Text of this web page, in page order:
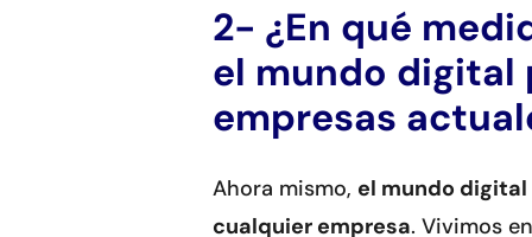
2- ¿En qué
el mundo digital
empresas
Ahora mismo, el mundo
cualquier empresa. Vivimos